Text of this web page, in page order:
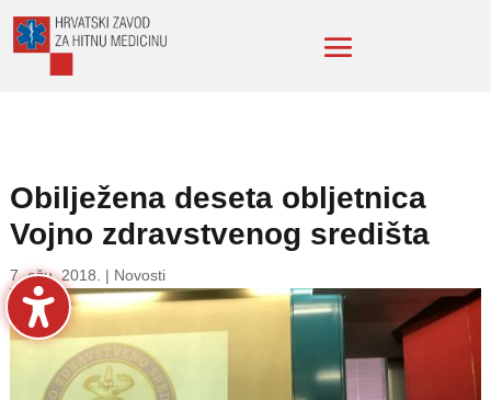
Obilježena deseta obljetnica
Vojno zdravstvenog središta
7. ožu. 2018. | Novosti